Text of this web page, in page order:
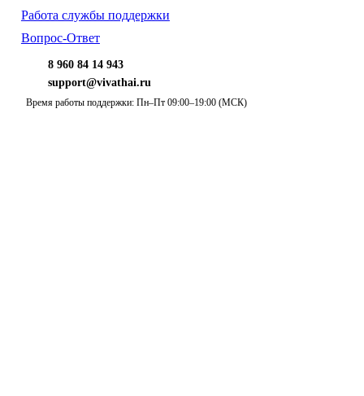
Работа службы поддержки
Вопрос-Ответ
8 960 84 14 943
support@vivathai.ru
Время работы поддержки: Пн–Пт 09:00–19:00 (МСК)